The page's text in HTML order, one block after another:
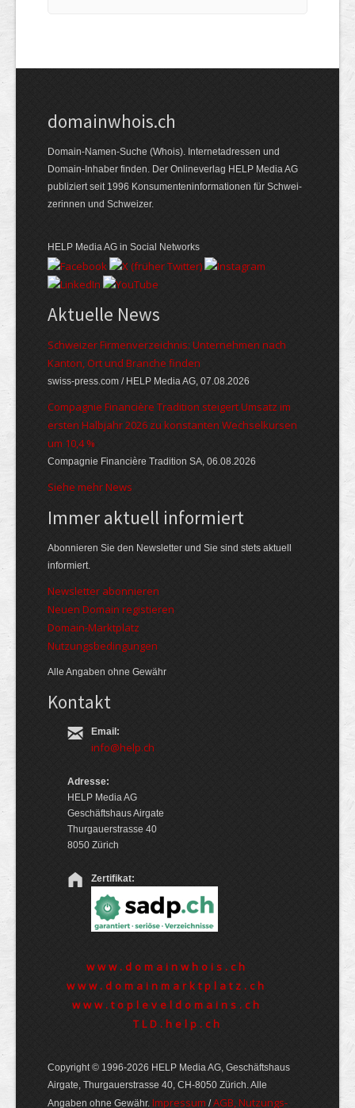
domainwhois.ch
Domain-Namen-Suche (Whois). Internet­adressen und
Domain-Inhaber finden. Der Online­verlag HELP Media AG
publiziert seit 1996 Konsumenten­informationen für Schwei­
zerinnen und Schweizer.
HELP Media AG in Social Networks
Aktuelle News
Schweizer Firmenverzeichnis: Unternehmen nach
Kanton, Ort und Branche finden
swiss-press.com / HELP Media AG, 07.08.2026
Compagnie Financière Tradition steigert Umsatz im
ersten Halbjahr 2026 zu konstanten Wechselkursen
um 10,4 %
Compagnie Financière Tradition SA, 06.08.2026
Siehe mehr News
Immer aktuell informiert
Abonnieren Sie den Newsletter und Sie sind stets aktuell
informiert.
Newsletter abonnieren
Neuen Domain registieren
Domain-Marktplatz
Nutzungsbedingungen
Alle Angaben ohne Gewähr
Kontakt
Email:
info@help.ch
Adresse:
HELP Media AG
Geschäftshaus Airgate
Thurgauerstrasse 40
8050 Zürich
Zertifikat:
www.domainwhois.ch
www.domainmarktplatz.ch
www.topleveldomains.ch
TLD.help.ch
Copyright © 1996-2026 HELP Media AG, Geschäftshaus
Airgate, Thurgauer­strasse 40, CH-8050 Zürich. Alle
Angaben ohne Gewähr. Im­pres­sum /AGB, Nut­zungs­